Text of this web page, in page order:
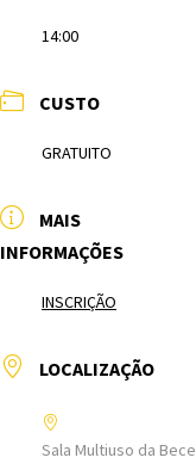
14:00
CUSTO
GRATUITO
MAIS
INFORMAÇÕES
INSCRIÇÃO
LOCALIZAÇÃO
Sala Multiuso da Bece